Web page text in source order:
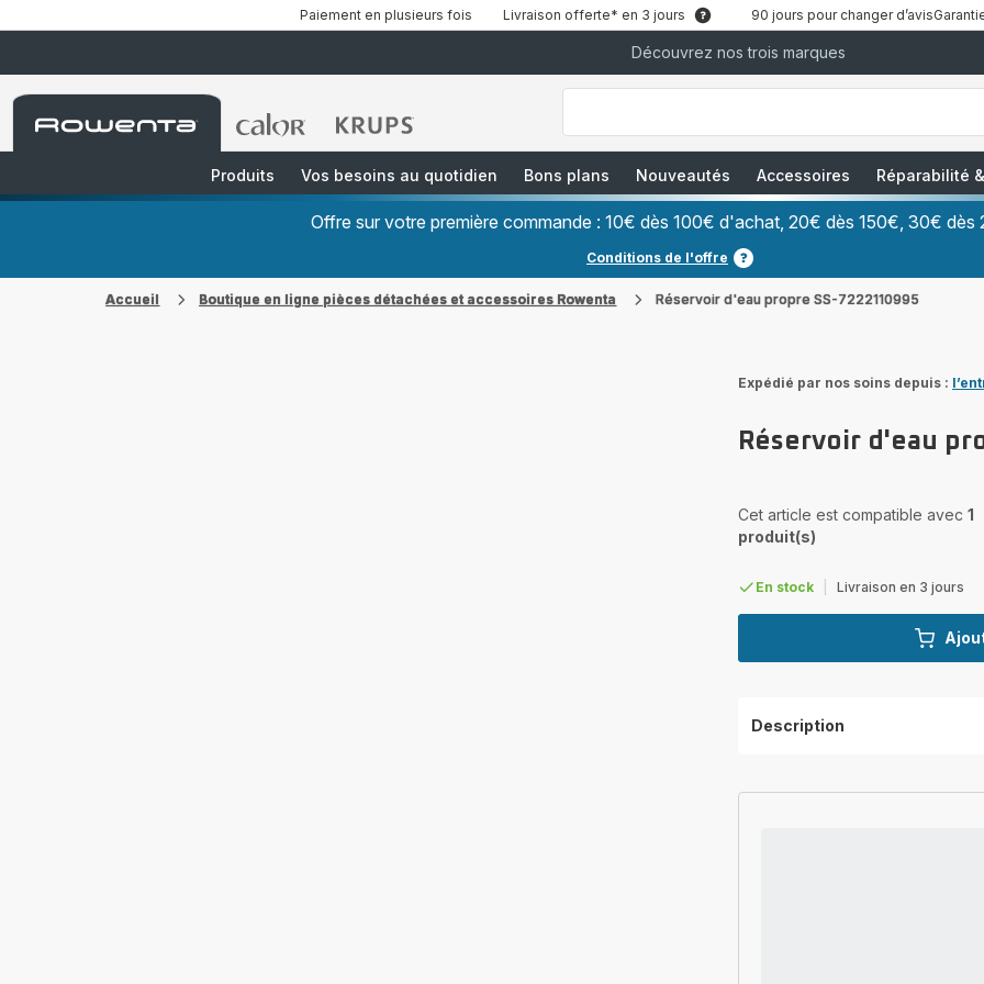
Paiement en plusieurs fois Livraison offerte* en 3 jours 90 jours pour changer d’avis
Découvrez nos trois marques
Accueil
Rowenta
Accueil
Accueil
["Que
recherchez-
Café
Grains","Centrales
Vapeurs","Sèche
Produits Vos besoins au quotidien Bons plans Nouveautés Accessoires Réparabilité
Offre sur votre première commande : 10€ dès 100€ d'achat, 20€ dès 150€, 30€ dès
Conditions de l'offre
Accueil Boutique en ligne pièces détachées et accessoires Rowenta Réservoir d'eau propre SS-7222110995
Expédié par nos soins depuis :
Réservoir d'eau
Cet article est compatible avec 1
produit(s)
En stock Livraison en 3 jours
Description